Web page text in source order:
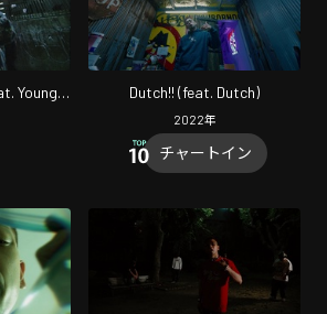
Young
Dutch!! (feat. Dutch)
2022年
チャートイン